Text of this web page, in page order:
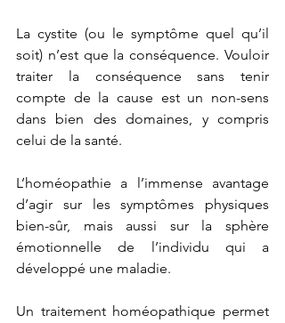
La cystite (ou le symptôme quel qu’il
soit) n’est que la conséquence. Vouloir
traiter la conséquence sans tenir
compte de la cause est un non-sens
dans bien des domaines, y compris
celui de la santé.
L’homéopathie a l’immense avantage
d’agir sur les symptômes physiques
bien-sûr, mais aussi sur la sphère
émotionnelle de l’individu qui a
développé une maladie.
Un traitement homéopathique permet